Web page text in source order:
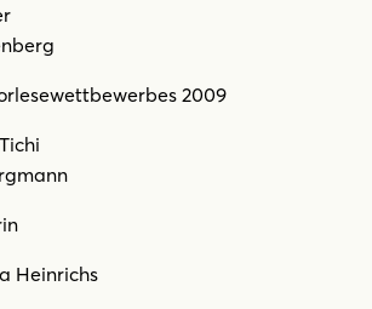
2009
Heinrichs